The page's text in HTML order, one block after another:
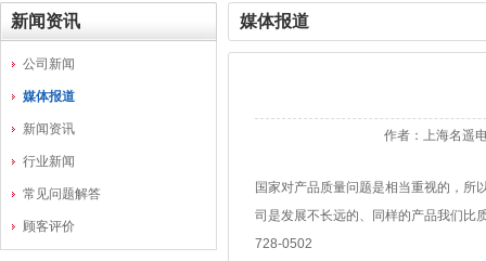
新闻资讯
公司新闻
媒体报道
新闻资讯
行业新闻
常见问题解答
顾客评价
媒体报道
作者：上海名遥
国家对产品质量问题是相当重视的，所
司是发展不长远的、同样的产品我们比
728-0502